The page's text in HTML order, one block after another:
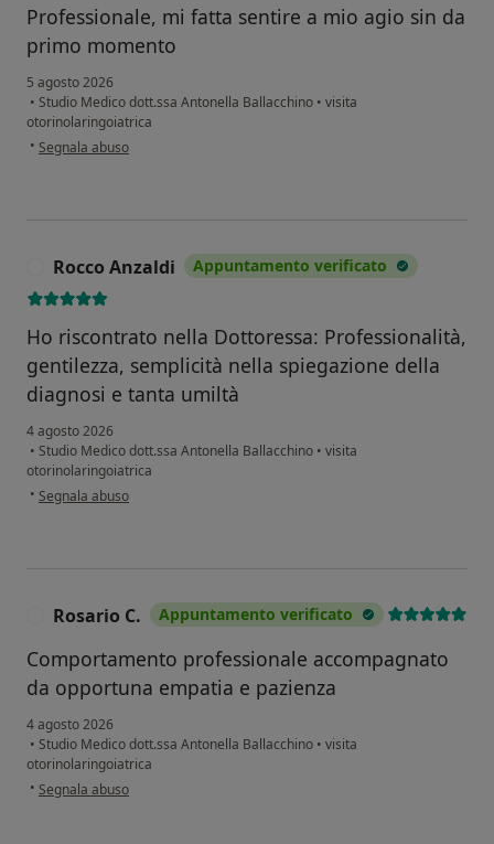
Professionale, mi fatta sentire a mio agio sin da
primo momento
5 agosto 2026
• Studio Medico dott.ssa Antonella Ballacchino • visita
otorinolaringoiatrica
• secondo l'opinione dell'utente ELR
Segnala abuso
Rocco Anzaldi Appuntamento verificato
Ho riscontrato nella Dottoressa: Professionalità,
gentilezza, semplicità nella spiegazione della
diagnosi e tanta umiltà
4 agosto 2026
• Studio Medico dott.ssa Antonella Ballacchino • visita
otorinolaringoiatrica
• secondo l'opinione dell'utente Rocco Anzaldi
Segnala abuso
Rosario C. Appuntamento verificato
Comportamento professionale accompagnato
da opportuna empatia e pazienza
4 agosto 2026
• Studio Medico dott.ssa Antonella Ballacchino • visita
otorinolaringoiatrica
• secondo l'opinione dell'utente Rosario C.
Segnala abuso